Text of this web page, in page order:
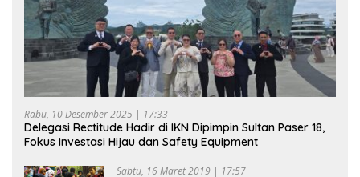
Rabu, 10 Desember 2025 | 17:33
Delegasi Rectitude Hadir di IKN Dipimpin Sultan Paser 18,
Fokus Investasi Hijau dan Safety Equipment
Sabtu, 16 Maret 2019 | 17:57